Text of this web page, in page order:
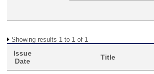
Showing results 1 to 1 of 1
Issue
Date
Title